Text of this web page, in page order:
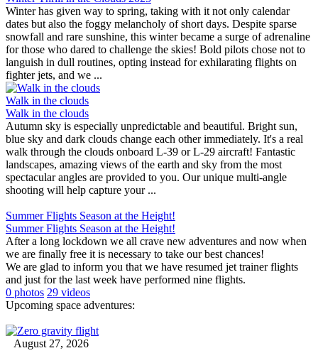
Winter has given way to spring, taking with it not only calendar
dates but also the foggy melancholy of short days. Despite sparse
snowfall and rare sunshine, this winter became a surge of adrenaline
for those who dared to challenge the skies! Bold pilots chose not to
languish in dull routines, opting instead for exhilarating flights on
fighter jets, and we ...
Walk in the clouds
Walk in the clouds
Autumn sky is especially unpredictable and beautiful. Bright sun,
blue sky and dark clouds change each other immediately. It's a real
walk through the clouds onboard L-39 or L-29 aircraft! Fantastic
landscapes, amazing views of the earth and sky from the most
spectacular angles are provided to you. Our unique multi-angle
shooting will help capture your ...
Summer Flights Season at the Height!
Summer Flights Season at the Height!
After a long lockdown we all crave new adventures and now when
we are finally free it is necessary to take our best chances!
We are glad to inform you that we have resumed jet trainer flights
and just for the last week have performed nine flights.
0 photos 29 videos
Upcoming space adventures:
August 27, 2026